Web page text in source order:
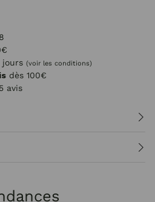
jours (voir les conditions)
dès 100€
avis